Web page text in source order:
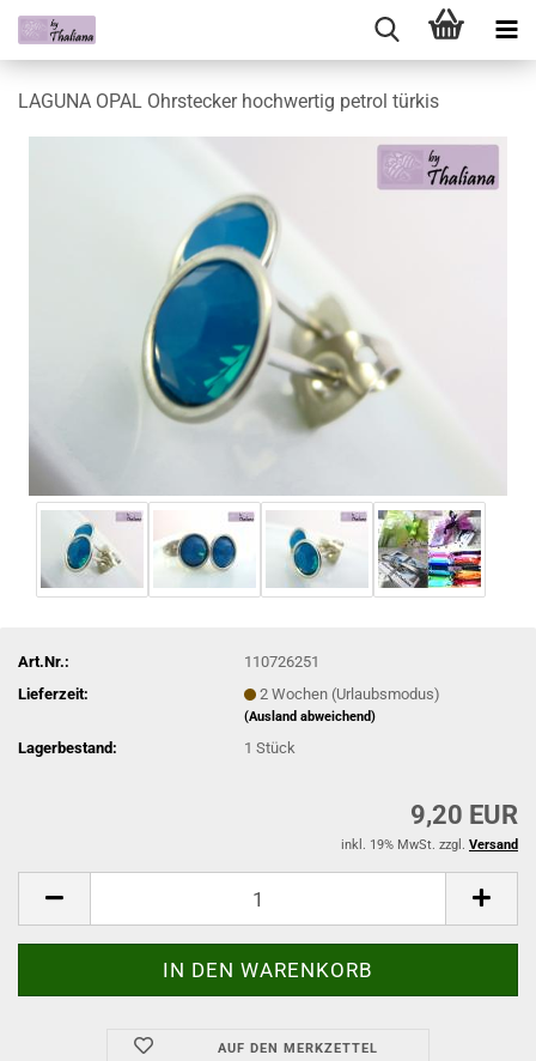
LAGUNA OPAL Ohrstecker hochwertig petrol türkis
Art.Nr.:
110726251
Lieferzeit:
2 Wochen (Urlaubsmodus)
(Ausland abweichend)
Lagerbestand: 1Stück
9,20 EUR
inkl. 19% MwSt. zzgl. Versand
AUF DEN MERKZETTEL